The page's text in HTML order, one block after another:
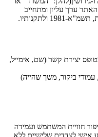
ערך עליון ומתחייב
ולתקנותיו.
יצירת קשר (שם, אימייל,
עמודי ביקור, משך שהייה)
חוויית המשתמש ועמידה